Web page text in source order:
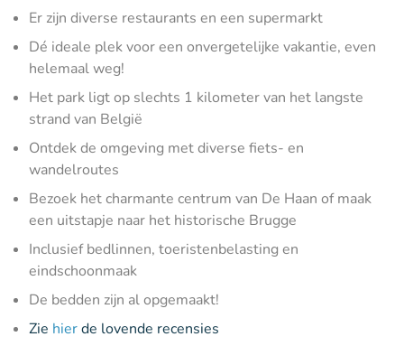
Er zijn diverse restaurants en een supermarkt
Dé ideale plek voor een onvergetelijke vakantie, even
helemaal weg!
Het park ligt op slechts 1 kilometer van het langste
strand van België
Ontdek de omgeving met diverse fiets- en
wandelroutes
Bezoek het charmante centrum van De Haan of maak
een uitstapje naar het historische Brugge
Inclusief bedlinnen, toeristenbelasting en
eindschoonmaak
De bedden zijn al opgemaakt!
Zie hierde lovende recensies